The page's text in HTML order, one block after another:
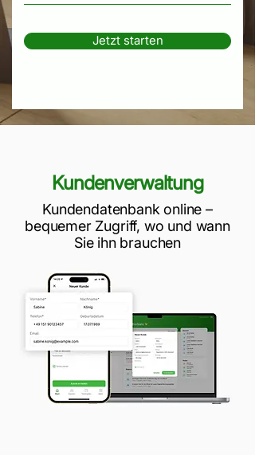
Jetzt starten
Kundenverwaltung
Kundendatenbank online –
bequemer Zugriff, wo und wann
Sie ihn brauchen